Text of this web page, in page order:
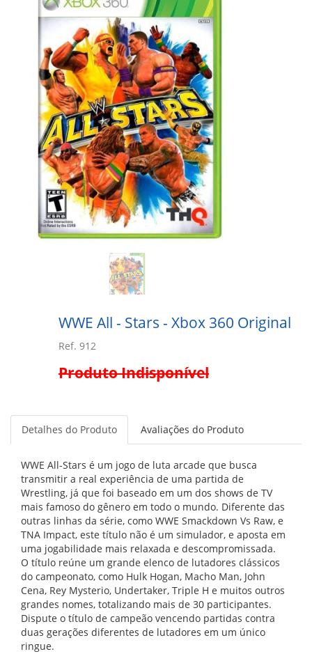
WWE All - Stars - Xbox 360 Original
Ref. 912
Produto Indisponível
Detalhes do Produto Avaliações do Produto
WWE All-Stars é um jogo de luta arcade que busca
transmitir a real experiência de uma partida de
Wrestling, já que foi baseado em um dos shows de TV
mais famoso do gênero em todo o mundo. Diferente das
outras linhas da série, como WWE Smackdown Vs Raw, e
TNA Impact, este título não é um simulador, e aposta em
uma jogabilidade mais relaxada e descompromissada.
O título reúne um grande elenco de lutadores clássicos
do campeonato, como Hulk Hogan, Macho Man, John
Cena, Rey Mysterio, Undertaker, Triple H e muitos outros
grandes nomes, totalizando mais de 30 participantes.
Dispute o título de campeão vencendo partidas contra
duas gerações diferentes de lutadores em um único
ringue.